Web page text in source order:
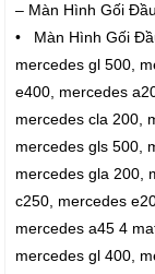
– Màn Hình Gối
• Màn Hình Gối
mercedes gl 500,
e400, mercedes
mercedes cla 200,
mercedes gls 500,
mercedes gla 200,
c250, mercedes
mercedes a45 4
mercedes gl 400,